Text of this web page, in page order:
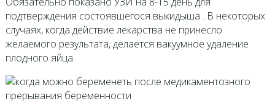
подтверждения состоявшегося выкидыша . В некоторых
случаях, когда действие лекарства не принесло
желаемого результата, делается вакуумное удаление
плодного яйца.